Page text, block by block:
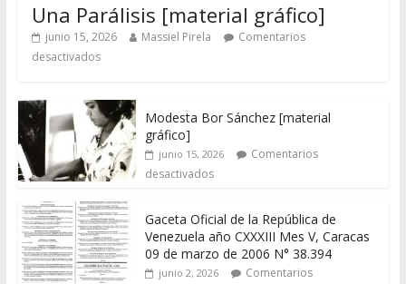
Una Parálisis [material gráfico]
junio 15, 2026 Massiel Pirela
Comentarios
desactivados
Modesta Bor Sánchez [material
gráfico]
junio 15, 2026
Comentarios
desactivados
Gaceta Oficial de la República de
Venezuela año CXXXIII Mes V, Caracas
09 de marzo de 2006 N° 38.394
junio 2, 2026
Comentarios